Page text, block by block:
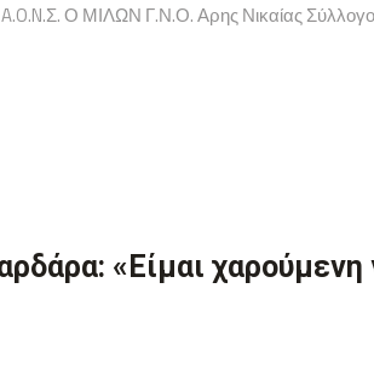
Ο ΜΙΛΩΝ Γ.Ν.Ο. Αρης Νικαίας
«Είμαι χαρούμενη